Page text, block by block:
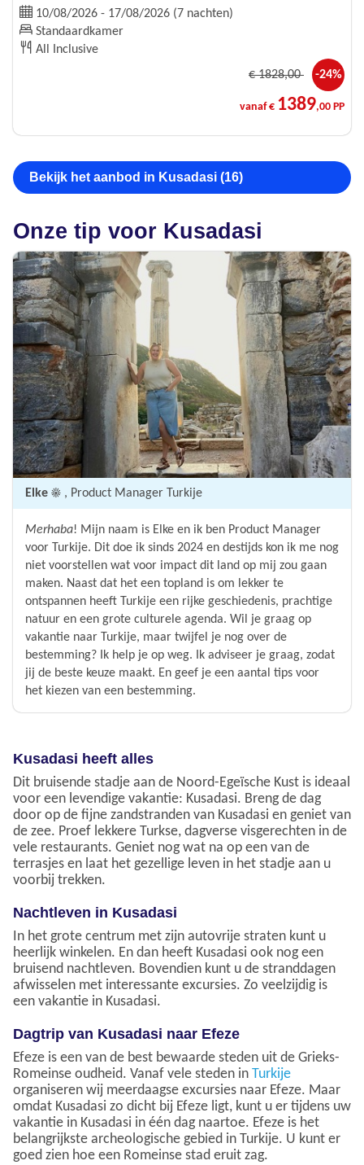
10/08/2026 - 17/08/2026 (7 nachten)
Standaardkamer
All Inclusive
€1828,00 -24%
vanaf € 1389,00 PP
Bekijk het aanbod in Kusadasi (16)
Onze tip voor Kusadasi
Elke ☀️ , Product Manager Turkije
Merhaba! Mijn naam is Elke en ik ben Product Manager
voor Turkije. Dit doe ik sinds 2024 en destijds kon ik me nog
niet voorstellen wat voor impact dit land op mij zou gaan
maken. Naast dat het een topland is om lekker te
ontspannen heeft Turkije een rijke geschiedenis, prachtige
natuur en een grote culturele agenda. Wil je graag op
vakantie naar Turkije, maar twijfel je nog over de
bestemming? Ik help je op weg. Ik adviseer je graag, zodat
jij de beste keuze maakt. En geef je een aantal tips voor
het kiezen van een bestemming.
Kusadasi heeft alles
Dit bruisende stadje aan de Noord-Egeïsche Kust is ideaal
voor een levendige vakantie: Kusadasi. Breng de dag
door op de fijne zandstranden van Kusadasi en geniet van
de zee. Proef lekkere Turkse, dagverse visgerechten in de
vele restaurants. Geniet nog wat na op een van de
terrasjes en laat het gezellige leven in het stadje aan u
voorbij trekken.
Nachtleven in Kusadasi
In het grote centrum met zijn autovrije straten kunt u
heerlijk winkelen. En dan heeft Kusadasi ook nog een
bruisend nachtleven. Bovendien kunt u de stranddagen
afwisselen met interessante excursies. Zo veelzijdig is
een vakantie in Kusadasi.
Dagtrip van Kusadasi naar Efeze
Efeze is een van de best bewaarde steden uit de Grieks-
Romeinse oudheid. Vanaf vele steden in Turkije
organiseren wij meerdaagse excursies naar Efeze. Maar
omdat Kusadasi zo dicht bij Efeze ligt, kunt u er tijdens uw
vakantie in Kusadasi in één dag naartoe. Efeze is het
belangrijkste archeologische gebied in Turkije. U kunt er
goed zien hoe een Romeinse stad eruit zag.